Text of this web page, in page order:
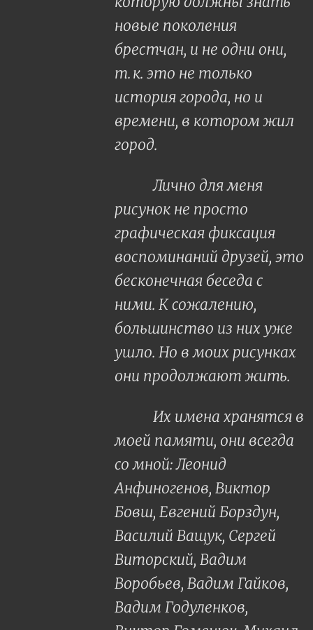
новые поколения
брестчан, и не одни они,
т. к. это не только
история города, но и
времени, в котором жил
город.
Лично для меня
рисунок не просто
графическая фиксация
воспоминаний друзей, это
бесконечная беседа с
ними. К сожалению,
большинство из них уже
ушло. Но в моих рисунках
они продолжают жить.
Их имена хранятся в
моей памяти, они всегда
со мной: Леонид
Анфиногенов, Виктор
Бовш, Евгений Борздун,
Василий Ващук, Сергей
Виторский, Вадим
Воробьев, Вадим Гайков,
Вадим Годуленков,